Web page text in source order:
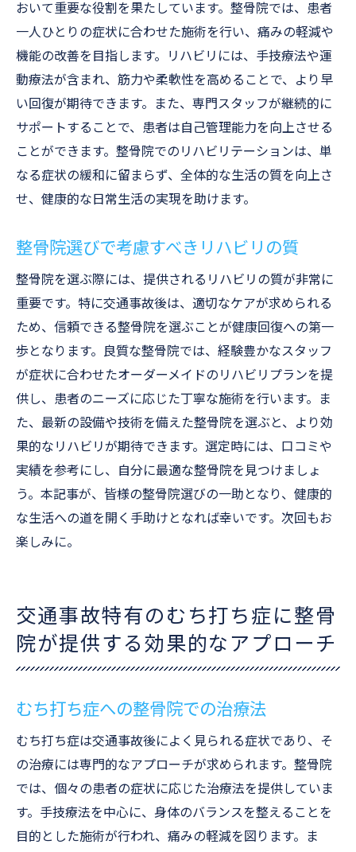
おいて重要な役割を果たしています。整骨院では、患者
一人ひとりの症状に合わせた施術を行い、痛みの軽減や
機能の改善を目指します。リハビリには、手技療法や運
動療法が含まれ、筋力や柔軟性を高めることで、より早
い回復が期待できます。また、専門スタッフが継続的に
サポートすることで、患者は自己管理能力を向上させる
ことができます。整骨院でのリハビリテーションは、単
なる症状の緩和に留まらず、全体的な生活の質を向上さ
せ、健康的な日常生活の実現を助けます。
整骨院選びで考慮すべきリハビリの質
整骨院を選ぶ際には、提供されるリハビリの質が非常に
重要です。特に交通事故後は、適切なケアが求められる
ため、信頼できる整骨院を選ぶことが健康回復への第一
歩となります。良質な整骨院では、経験豊かなスタッフ
が症状に合わせたオーダーメイドのリハビリプランを提
供し、患者のニーズに応じた丁寧な施術を行います。ま
た、最新の設備や技術を備えた整骨院を選ぶと、より効
果的なリハビリが期待できます。選定時には、口コミや
実績を参考にし、自分に最適な整骨院を見つけましょ
う。本記事が、皆様の整骨院選びの一助となり、健康的
な生活への道を開く手助けとなれば幸いです。次回もお
楽しみに。
交通事故特有のむち打ち症に整骨
院が提供する効果的なアプローチ
むち打ち症への整骨院での治療法
むち打ち症は交通事故後によく見られる症状であり、そ
の治療には専門的なアプローチが求められます。整骨院
では、個々の患者の症状に応じた治療法を提供していま
す。手技療法を中心に、身体のバランスを整えることを
目的とした施術が行われ、痛みの軽減を図ります。ま